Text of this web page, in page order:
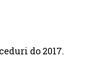
do 2017.